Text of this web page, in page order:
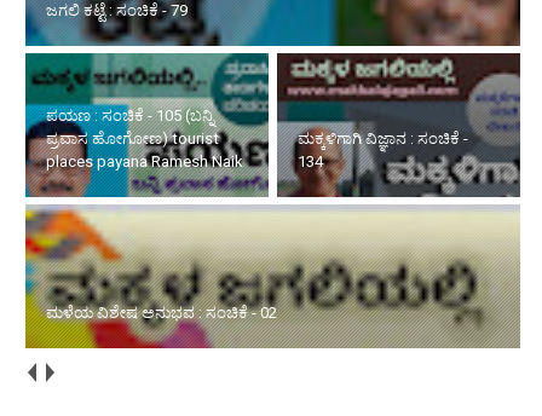
ಜಗಲಿ ಕಟ್ಟೆ : ಸಂಚಿಕೆ - 79
ಪಯಣ : ಸಂಚಿಕೆ - 105 (ಬನ್ನಿ
ಪ್ರವಾಸ ಹೋಗೋಣ) tourist
places payana Ramesh Naik
ಮಕ್ಕಳಿಗಾಗಿ ವಿಜ್ಞಾನ : ಸಂಚಿಕೆ -
134
ಮಳೆಯ ವಿಶೇಷ ಅನುಭವ : ಸಂಚಿಕೆ - 02